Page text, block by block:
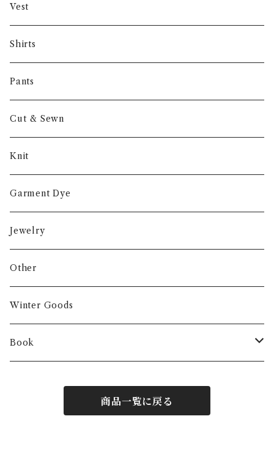
Gambert
NORIEI
Other
Vest
Shirts
Pants
Cut & Sewn
Knit
Garment Dye
Jewelry
Other
Winter Goods
Book
商品一覧に戻る